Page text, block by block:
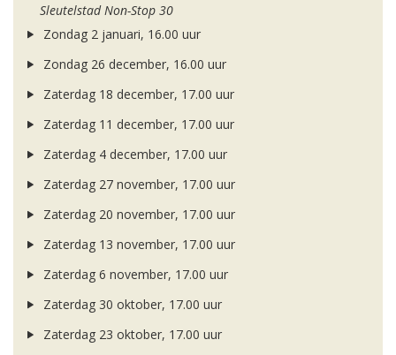
Sleutelstad Non-Stop 30
Zondag 2 januari, 16.00 uur
Zondag 26 december, 16.00 uur
Zaterdag 18 december, 17.00 uur
Zaterdag 11 december, 17.00 uur
Zaterdag 4 december, 17.00 uur
Zaterdag 27 november, 17.00 uur
Zaterdag 20 november, 17.00 uur
Zaterdag 13 november, 17.00 uur
Zaterdag 6 november, 17.00 uur
Zaterdag 30 oktober, 17.00 uur
Zaterdag 23 oktober, 17.00 uur